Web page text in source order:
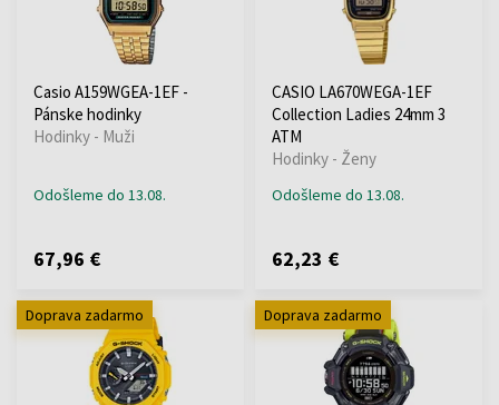
Casio A159WGEA-1EF -
Pánske hodinky
Hodinky - Muži
Odošleme do 13.08.
67,96 €
CASIO LA670WEGA-1EF
Collection Ladies 24mm 3
ATM
Hodinky - Ženy
Odošleme do 13.08.
62,23 €
Doprava zadarmo Doprava zadarmo